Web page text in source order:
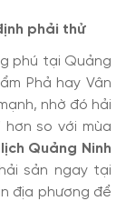
phải thử
phú tại Quảng
Phả hay Vân
nhờ đó hải
hơn so với mùa
Quảng Ninh
sản ngay tại
địa phương để